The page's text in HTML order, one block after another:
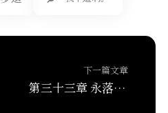
下一篇文章
第三十三章 永落秋森